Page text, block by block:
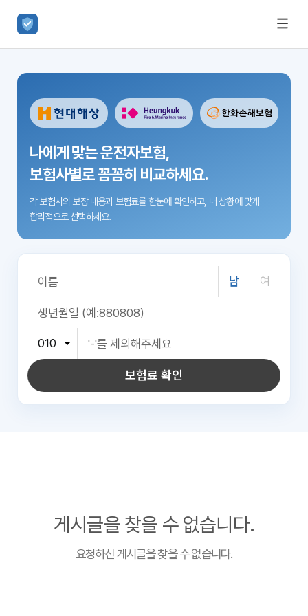
나에게 맞는 운전자보험,
보험사별로 꼼꼼히 비교하세요.
각 보험사의 보장 내용과 보험료를 한눈에 확인하고, 내 상황에 맞게
합리적으로 선택하세요.
남 여
보험료 확인
게시글을 찾을 수 없습니다.
요청하신 게시글을 찾을 수 없습니다.